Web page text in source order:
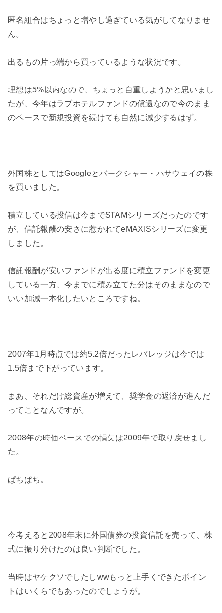
匿名組合はちょっと増やし過ぎている気がしてなりませ
ん。
出るもの片っ端から買っているような状況です。
理想は5%以内なので、ちょっと自重しようかと思いまし
たが、今年はラブホテルファンドの償還なので今のまま
のペースで新規投資を続けても自然に減少するはず。
外国株としてはGoogleとバークシャー・ハサウェイの株
を買いました。
積立している投信は今までSTAMシリーズだったのです
が、信託報酬の安さに惹かれてeMAXISシリーズに変更
しました。
信託報酬が安いファンドが出る度に積立ファンドを変更
している一方、今までに積み立てた分はそのままなので
いい加減一本化したいところですね。
2007年1月時点では約5.2倍だったレバレッジは今では
1.5倍まで下がっています。
まあ、それだけ総資産が増えて、奨学金の返済が進んだ
ってことなんですが。
2008年の時価ベースでの損失は2009年で取り戻せまし
た。
ぱちぱち。
今考えると2008年末に外国債券の投資信託を売って、株
式に振り分けたのは良い判断でした。
当時はヤケクソでしたしwwもっと上手くできたポイン
トはいくらでもあったのでしょうが。